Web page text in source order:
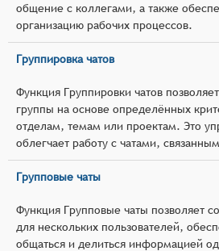
общение с коллегами, а также
организацию рабочих процессов.
Группировка чатов
Функция Группировки чатов
группы на основе определённых
отделам, темам или проектам. Это
облегчает работу с чатами,
Групповые чаты
Функция Групповые чаты позволяет
для нескольких пользователей,
общаться и делиться информацией